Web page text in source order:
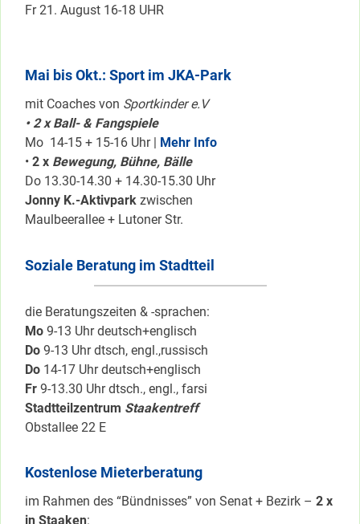
Fr 21. August 16-18 UHR
Mai bis Okt.: Sport im JKA-Park
mit Coaches von Sportkinder e.V
• 2 x Ball- & Fangspiele
Mo 14-15 + 15-16 Uhr | Mehr Info
• 2 x Bewegung, Bühne, Bälle
Do 13.30-14.30 + 14.30-15.30 Uhr
Jonny K.-Aktivpark zwischen
Maulbeerallee + Lutoner Str.
Soziale Beratung im Stadtteil
die Beratungszeiten & -sprachen:
Mo 9-13 Uhr deutsch+englisch
Do 9-13 Uhr dtsch, engl.,russisch
Do 14-17 Uhr deutsch+englisch
Fr 9-13.30 Uhr dtsch., engl., farsi
Stadtteilzentrum Staakentreff
Obstallee 22 E
Kostenlose Mieterberatung
im Rahmen des “Bündnisses” von Senat + Bezirk – 2 x
in Staaken: